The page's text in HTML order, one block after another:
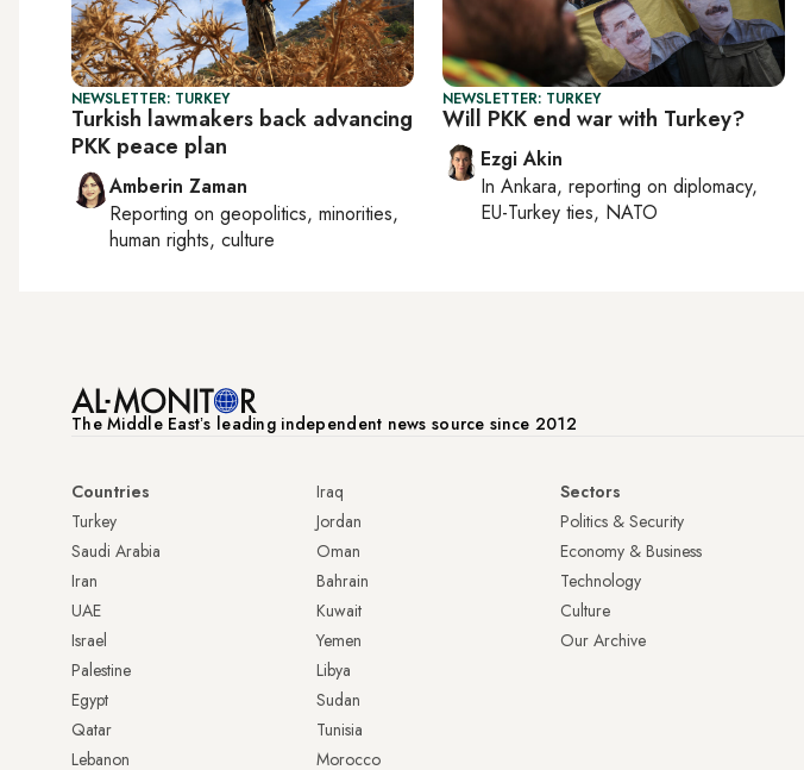
NEWSLETTER: TURKEY
Turkish lawmakers back advancing
PKK peace plan
Amberin Zaman
Reporting on geopolitics, minorities,
human rights, culture
NEWSLETTER: TURKEY
Will PKK end war with Turkey?
Ezgi Akin
In Ankara, reporting on diplomacy,
EU-Turkey ties, NATO
The Middle Eastʼs leading independent news source since 2012
Countries
Turkey
Saudi Arabia
Iran
UAE
Israel
Palestine
Egypt
Qatar
Lebanon
Iraq
Jordan
Oman
Bahrain
Kuwait
Yemen
Libya
Sudan
Tunisia
Morocco
Sectors
Politics & Security
Economy & Business
Technology
Culture
Our Archive